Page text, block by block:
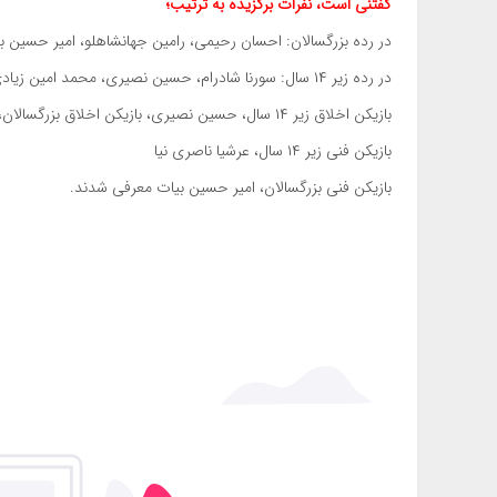
در رده بزرگسالان: احسان رحیمی، رامین جهانشاهلو، امیر حسین
در رده زیر ۱۴ سال: سورنا شادرام، حسین نصیری، محمد امین زیادی،
بازیکن اخلاق زیر ۱۴ سال، حسین نصیری، بازیکن اخلاق بزرگسالان، آقای خرسند با بیش از ۵۰ سال سن،
بازیکن فنی زیر ۱۴ سال، عرشیا ناصری نیا
بازیکن فنی بزرگسالان، امیر حسین بیات معرفی شدند.